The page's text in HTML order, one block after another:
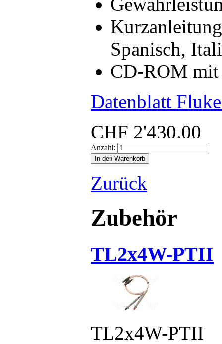
Spanisch,
CD-ROM mit
Datenblatt
CHF 2'430.00
Anzahl:
Zurück
Zubehör
TL2x4W-PTII
TL2x4W-PTII